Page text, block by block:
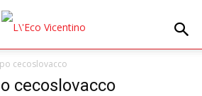
cecoslovacco
cecoslovacco